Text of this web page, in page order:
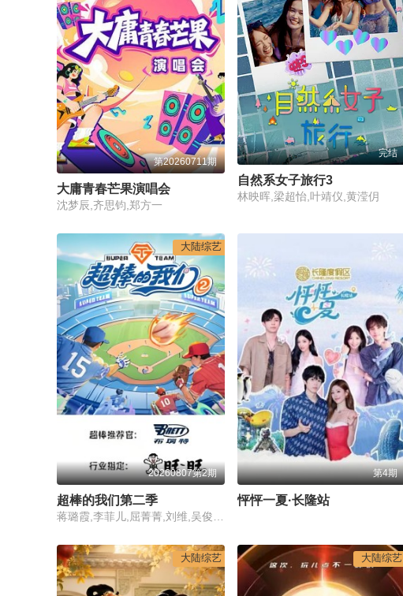
第20260711期
大庸青春芒果演唱会
沈梦辰,齐思钧,郑方一
完结
自然系女子旅行3
林映晖,梁超怡,叶靖仪,黄滢仴
大陆综艺
20260807第2期
超棒的我们第二季​
第4期
怦怦一夏·长隆站
大陆综艺 大陆综艺